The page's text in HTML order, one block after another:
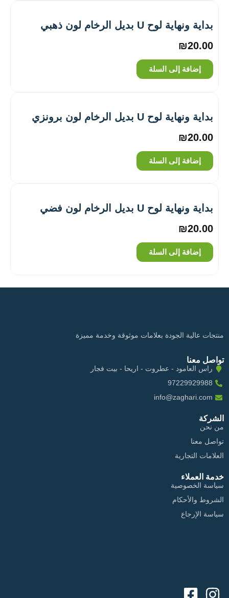
بداية ونهاية لوح U بديل الرخام لون ذهبي
₪20.00
إضافة إلى السلة
بداية ونهاية لوح U بديل الرخام لون برونزي
₪20.00
إضافة إلى السلة
بداية ونهاية لوح U بديل الرخام لون فضي
₪20.00
إضافة إلى السلة
منتجات عالية الجودة بعلامات موثوقة وخدمة مميزة
تواصل معنا
راس العامود - عطروت - اريحا - بيت فجار
97229929988
info@zaghari.com
الشركة
من نحن
تواصل معنا
العلامات التجارية
خدمة العملاء
سياسة الخصوصية
الشروط والأحكام
سياسة الإرجاع